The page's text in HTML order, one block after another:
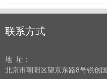
联系方式
地 址：
北京市朝阳区望京东路8号锐创